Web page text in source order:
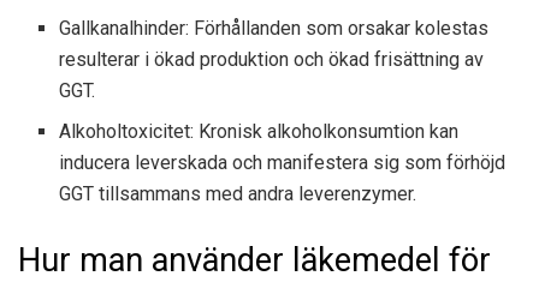
Gallkanalhinder: Förhållanden som orsakar kolestas
resulterar i ökad produktion och ökad frisättning av
GGT.
Alkoholtoxicitet: Kronisk alkoholkonsumtion kan
inducera leverskada och manifestera sig som förhöjd
GGT tillsammans med andra leverenzymer.
Hur man använder läkemedel för